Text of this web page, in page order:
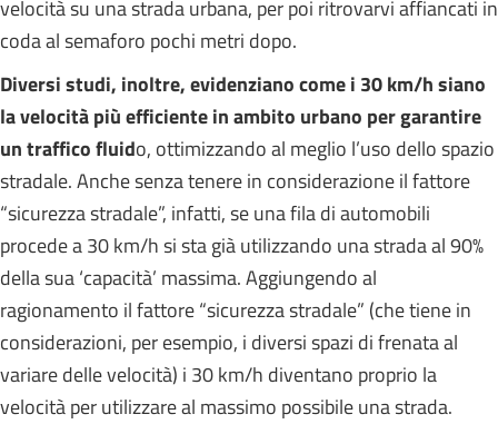
velocità su una strada urbana, per poi ritrovarvi affiancati in
coda al semaforo pochi metri dopo.
Diversi studi, inoltre, evidenziano come i 30 km/h siano
la velocità più efficiente in ambito urbano per garantire
un traffico fluido, ottimizzando al meglio l’uso dello spazio
stradale. Anche senza tenere in considerazione il fattore
“sicurezza stradale”, infatti, se una fila di automobili
procede a 30 km/h si sta già utilizzando una strada al 90%
della sua ‘capacità’ massima. Aggiungendo al
ragionamento il fattore “sicurezza stradale” (che tiene in
considerazioni, per esempio, i diversi spazi di frenata al
variare delle velocità) i 30 km/h diventano proprio la
velocità per utilizzare al massimo possibile una strada.